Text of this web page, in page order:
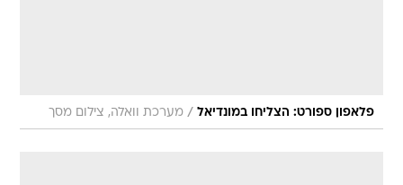
פלאפון ספורט: הצליחו במונדיאל / מערכת וואלה, צילום מסך